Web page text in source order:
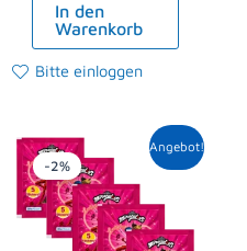
In den
Warenkorb
Bitte einloggen
Angebot!
-2%
Ursprünglicher
Preis
war:
5,00 €
Aktueller
Preis
4,89 €.